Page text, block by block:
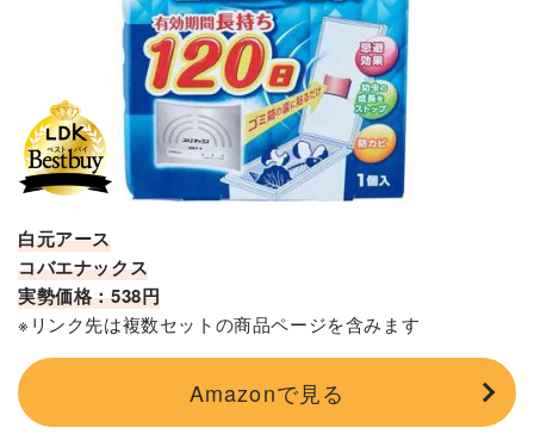
白元アース
コバエナックス
実勢価格：538円
※リンク先は複数セットの商品ページを含みます
Amazonで見る